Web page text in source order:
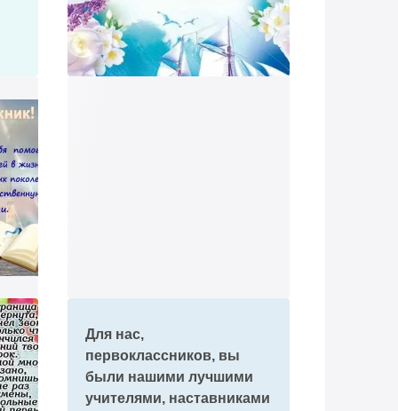
Для нас,
первоклассников, вы
были нашими лучшими
учителями, наставниками